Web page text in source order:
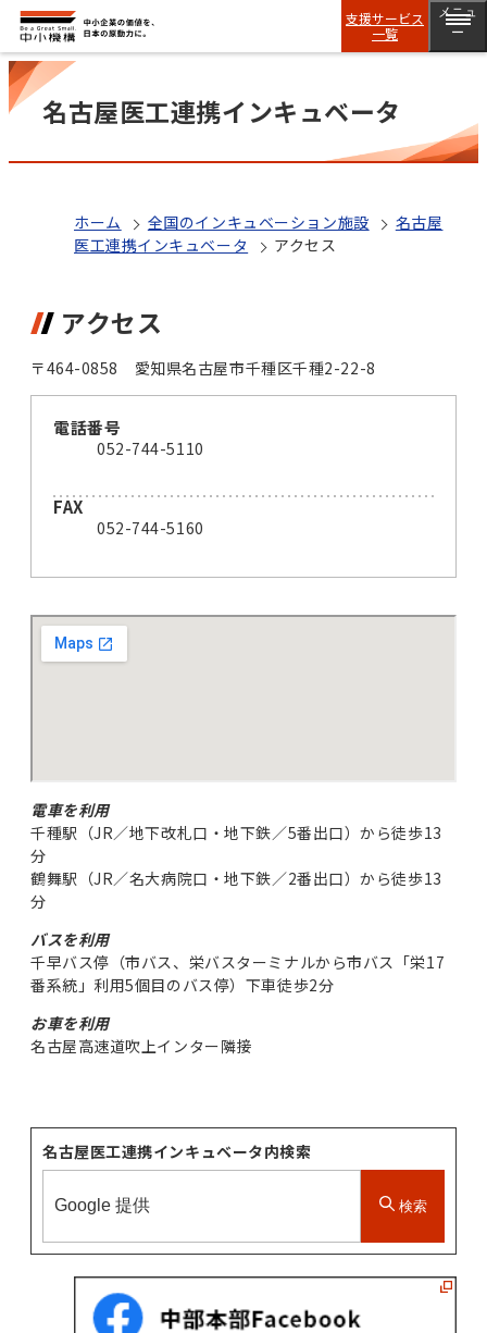
支援サービス
一覧
メニュ
ー
名古屋医工連携インキュベータ
ホーム 全国のインキュベーション施設
名古屋
医工連携インキュベータ
アクセス
アクセス
〒464-0858 愛知県名古屋市千種区千種2-22-8
電話番号
052-744-5110
FAX
052-744-5160
電車を利用
千種駅（JR／地下改札口・地下鉄／5番出口）から徒歩13
分
鶴舞駅（JR／名大病院口・地下鉄／2番出口）から徒歩13
分
バスを利用
千早バス停（市バス、栄バスターミナルから市バス「栄17
番系統」利用5個目のバス停）下車徒歩2分
お車を利用
名古屋高速道吹上インター隣接
名古屋医工連携インキュベータ内検索
検索